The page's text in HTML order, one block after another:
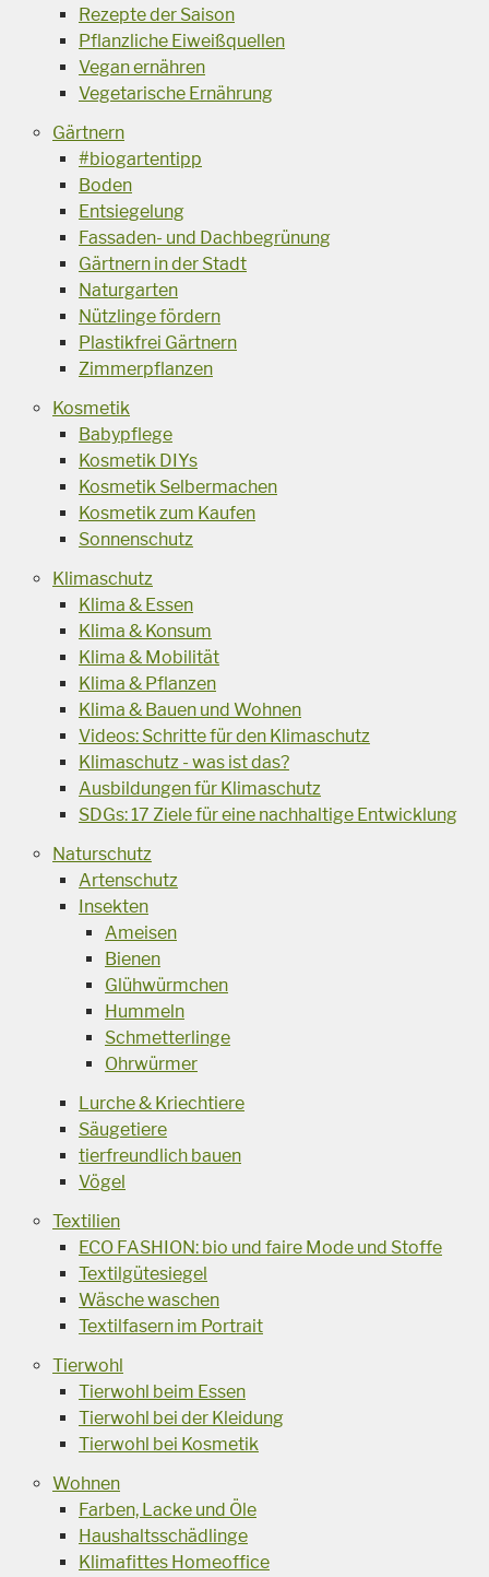
Rezepte der Saison
Pflanzliche Eiweißquellen
Vegan ernähren
Vegetarische Ernährung
Gärtnern
#biogartentipp
Boden
Entsiegelung
Fassaden- und Dachbegrünung
Gärtnern in der Stadt
Naturgarten
Nützlinge fördern
Plastikfrei Gärtnern
Zimmerpflanzen
Kosmetik
Babypflege
Kosmetik DIYs
Kosmetik Selbermachen
Kosmetik zum Kaufen
Sonnenschutz
Klimaschutz
Klima & Essen
Klima & Konsum
Klima & Mobilität
Klima & Pflanzen
Klima & Bauen und Wohnen
Videos: Schritte für den Klimaschutz
Klimaschutz - was ist das?
Ausbildungen für Klimaschutz
SDGs: 17 Ziele für eine nachhaltige Entwicklung
Naturschutz
Artenschutz
Insekten
Ameisen
Bienen
Glühwürmchen
Hummeln
Schmetterlinge
Ohrwürmer
Lurche & Kriechtiere
Säugetiere
tierfreundlich bauen
Vögel
Textilien
ECO FASHION: bio und faire Mode und Stoffe
Textilgütesiegel
Wäsche waschen
Textilfasern im Portrait
Tierwohl
Tierwohl beim Essen
Tierwohl bei der Kleidung
Tierwohl bei Kosmetik
Wohnen
Farben, Lacke und Öle
Haushaltsschädlinge
Klimafittes Homeoffice